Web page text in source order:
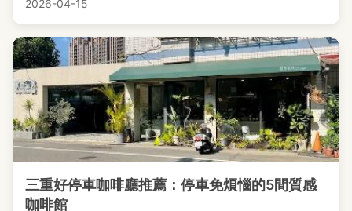
2026-04-15
三重好停車咖啡廳推薦：停車免煩惱的5間質感
咖啡館